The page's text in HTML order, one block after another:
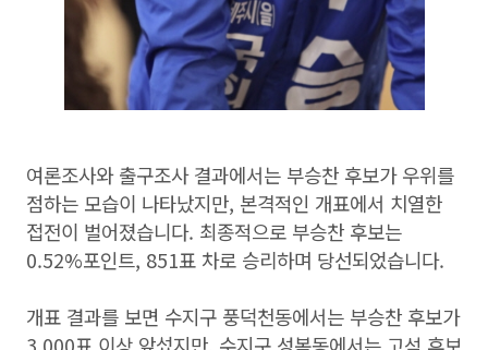
여론조사와 출구조사 결과에서는 부승찬 후보가 우위를
점하는 모습이 나타났지만, 본격적인 개표에서 치열한
접전이 벌어졌습니다. 최종적으로 부승찬 후보는
0.52%포인트, 851표 차로 승리하며 당선되었습니다.
개표 결과를 보면 수지구 풍덕천동에서는 부승찬 후보가